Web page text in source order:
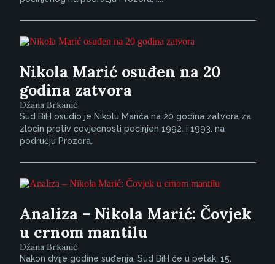
Nikola Marić osuđen na 20
godina zatvora
Džana Brkanić
Sud BiH osudio je Nikolu Marića na 20 godina zatvora za
zločin protiv čovječnosti počinjen 1992. i 1993. na
području Prozora.
Analiza – Nikola Marić: Čovjek
u crnom mantilu
Džana Brkanić
Nakon dvije godine suđenja, Sud BiH će u petak, 15.